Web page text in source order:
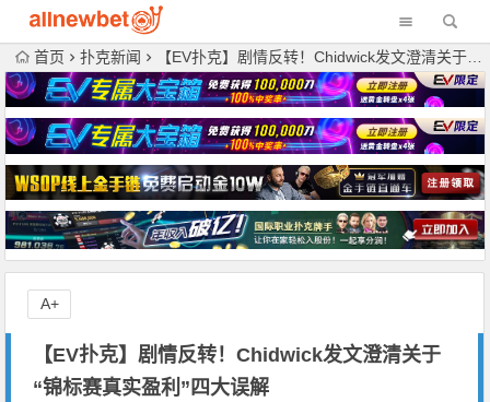
首页 扑克新闻 【EV扑克】剧情反转！Chidwick发文澄清关于“锦标赛真实盈利”四大误解
【EV扑克】剧情反转！Chidwick发文澄清关于
“锦标赛真实盈利”四大误解
A+